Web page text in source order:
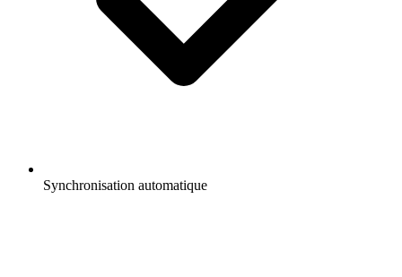
Synchronisation automatique